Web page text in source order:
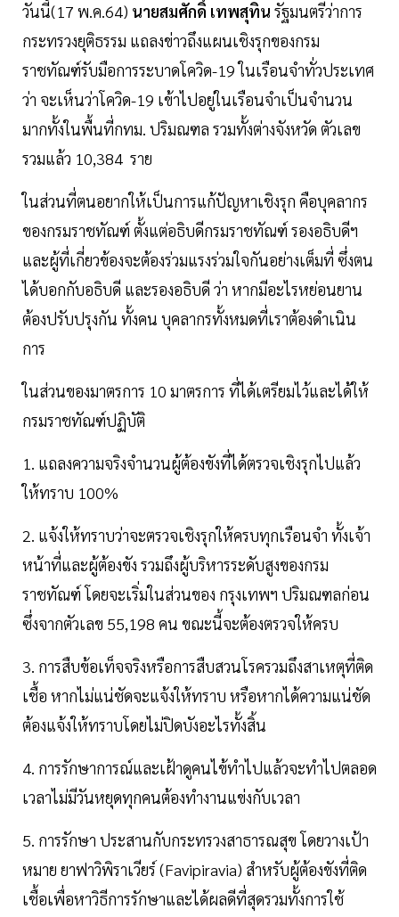
วันนี้(17 พ.ค.64) นายสมศักดิ์ เทพสุทิน รัฐมนตรีว่าการ
กระทรวงยุติธรรม แถลงข่าวถึงแผนเชิงรุกของกรม
ราชทัณฑ์รับมือการระบาดโควิด-19 ในเรือนจำทั่วประเทศ
ว่า จะเห็นว่าโควิด-19 เข้าไปอยู่ในเรือนจำเป็นจำนวน
มากทั้งในพื้นที่กทม. ปริมณฑล รวมทั้งต่างจังหวัด ตัวเลข
รวมแล้ว 10,384 ราย
ในส่วนที่ตนอยากให้เป็นการแก้ปัญหาเชิงรุก คือบุคลากร
ของกรมราชทัณฑ์ ตั้งแต่อธิบดีกรมราชทัณฑ์ รองอธิบดีฯ
และผู้ที่เกี่ยวข้องจะต้องร่วมแรงร่วมใจกันอย่างเต็มที่ ซึ่งตน
ได้บอกกับอธิบดี และรองอธิบดี ว่า หากมีอะไรหย่อนยาน
ต้องปรับปรุงกัน ทั้งคน บุคลากรทั้งหมดที่เราต้องดำเนิน
การ
ในส่วนของมาตรการ 10 มาตรการ ที่ได้เตรียมไว้และได้ให้
กรมราชทัณฑ์ปฏิบัติ
1. แถลงความจริงจำนวนผู้ต้องขังที่ได้ตรวจเชิงรุกไปแล้ว
ให้ทราบ 100%
2. แจ้งให้ทราบว่าจะตรวจเชิงรุกให้ครบทุกเรือนจำ ทั้งเจ้า
หน้าที่และผู้ต้องขัง รวมถึงผู้บริหารระดับสูงของกรม
ราชทัณฑ์ โดยจะเริ่มในส่วนของ กรุงเทพฯ ปริมณฑลก่อน
ซึ่งจากตัวเลข 55,198 คน ขณะนี้จะต้องตรวจให้ครบ
3. การสืบข้อเท็จจริงหรือการสืบสวนโรครวมถึงสาเหตุที่ติด
เชื้อ หากไม่แน่ชัดจะแจ้งให้ทราบ หรือหากได้ความแน่ชัด
ต้องแจ้งให้ทราบโดยไม่ปิดบังอะไรทั้งสิ้น
4. การรักษาการณ์และเฝ้าดูคนไข้ทำไปแล้วจะทำไปตลอด
เวลาไม่มีวันหยุดทุกคนต้องทำงานแข่งกับเวลา
5. การรักษา ประสานกับกระทรวงสาธารณสุข โดยวางเป้า
หมาย ยาฟาวิพิราเวียร์ (Favipiravia) สำหรับผู้ต้องขังที่ติด
เชื้อเพื่อหาวิธีการรักษาและได้ผลดีที่สุดรวมทั้งการใช้